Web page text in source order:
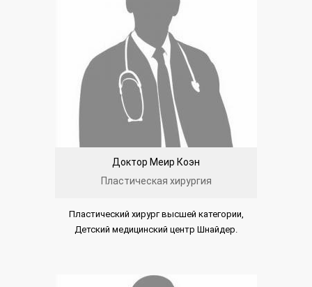
Доктор Меир Коэн
Пластическая хирургия
Пластический хирург высшей категории,
Детский медицинский центр Шнайдер.